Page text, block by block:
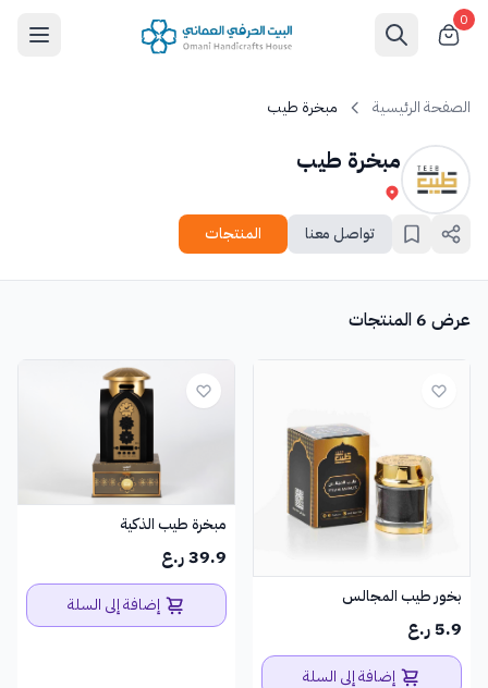
0
الصفحة الرئيسية مبخرة طيب
مبخرة طيب
تواصل معنا المنتجات
عرض 6 المنتجات
بخور طيب المجالس
5.9 ر.ع
إضافة إلى السلة
مبخرة طيب الذكية
39.9 ر.ع
إضافة إلى السلة